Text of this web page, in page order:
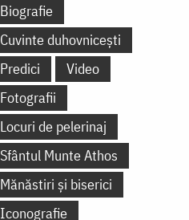
Biografie
Cuvinte duhovnicești
Predici
Video
Fotografii
Locuri de pelerinaj
Sfântul Munte Athos
Mănăstiri și biserici
Iconografie